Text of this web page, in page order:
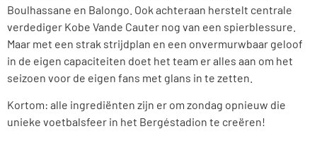
Boulhassane en Balongo. Ook achteraan herstelt centrale
verdediger Kobe Vande Cauter nog van een spierblessure.
Maar met een strak strijdplan en een onvermurwbaar geloof
in de eigen capaciteiten doet het team er alles aan om het
seizoen voor de eigen fans met glans in te zetten.
Kortom: alle ingrediënten zijn er om zondag opnieuw die
unieke voetbalsfeer in het Bergéstadion te creëren!